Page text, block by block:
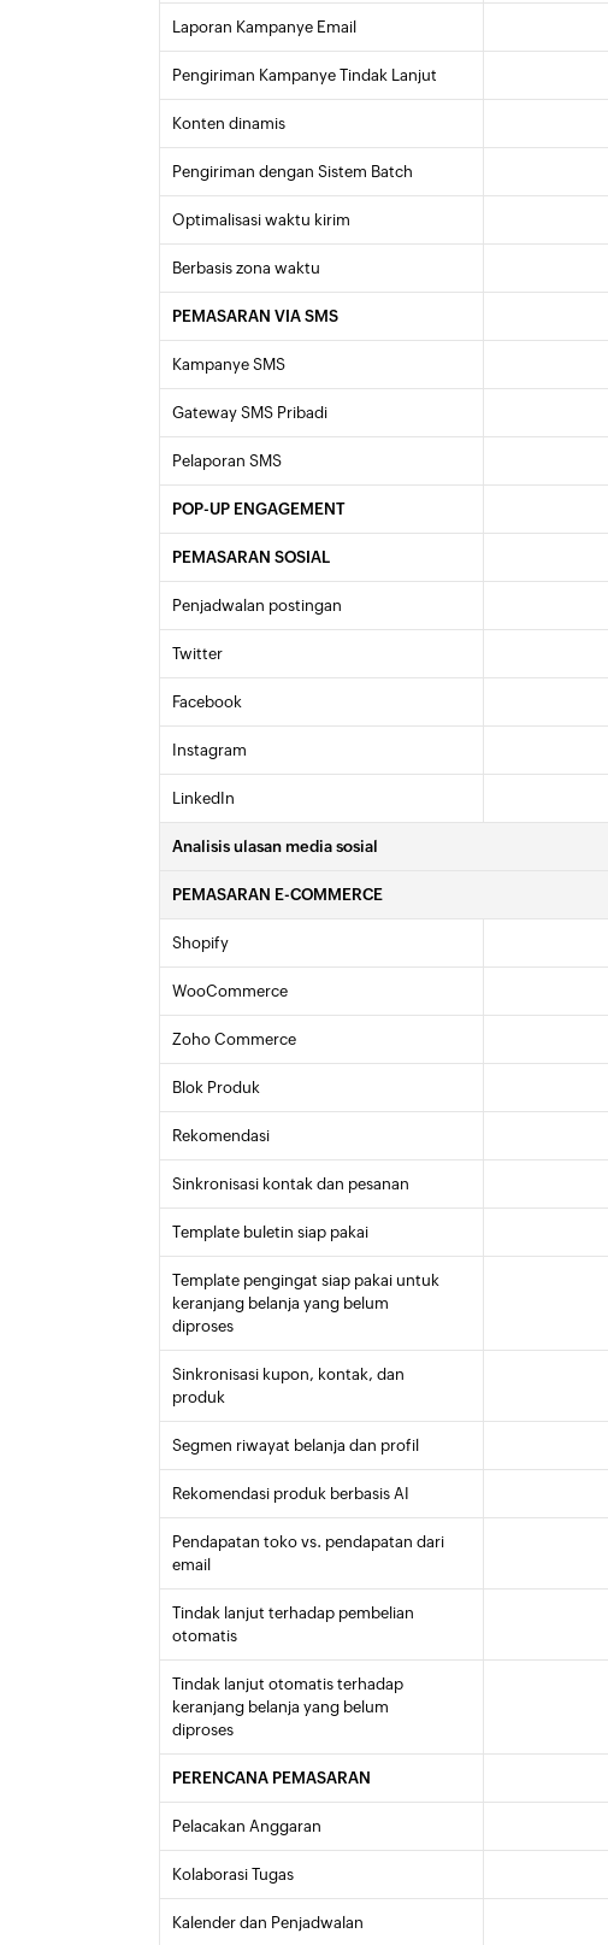
Laporan Kampanye Email
Pengiriman Kampanye Tindak Lanjut
Konten dinamis
Pengiriman dengan Sistem Batch
Optimalisasi waktu kirim
Berbasis zona waktu
PEMASARAN VIA SMS
Kampanye SMS
Gateway SMS Pribadi
Pelaporan SMS
POP-UP ENGAGEMENT
PEMASARAN SOSIAL
Penjadwalan postingan
Twitter
Facebook
Instagram
LinkedIn
Analisis ulasan media sosial
PEMASARAN E-COMMERCE
Shopify
WooCommerce
Zoho Commerce
Blok Produk
Rekomendasi
Sinkronisasi kontak dan pesanan
Template buletin siap pakai
Template pengingat siap pakai untuk
keranjang belanja yang belum
diproses
Sinkronisasi kupon, kontak, dan
produk
Segmen riwayat belanja dan profil
Rekomendasi produk berbasis AI
Pendapatan toko vs. pendapatan dari
email
Tindak lanjut terhadap pembelian
otomatis
Tindak lanjut otomatis terhadap
keranjang belanja yang belum
diproses
PERENCANA PEMASARAN
Pelacakan Anggaran
Kolaborasi Tugas
Kalender dan Penjadwalan